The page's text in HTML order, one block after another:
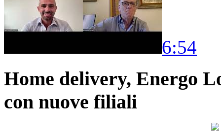
6:54
Home delivery, Energo
con nuove filiali